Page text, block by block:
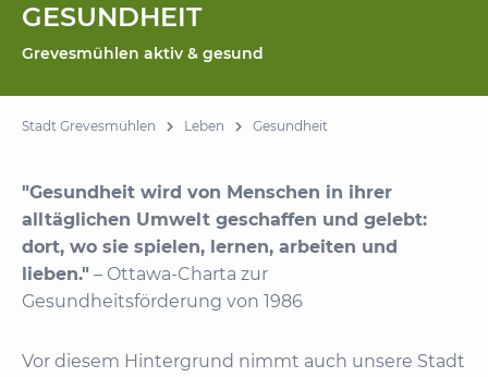
GESUNDHEIT
Grevesmühlen aktiv & gesund
Stadt Grevesmühlen Leben Gesundheit
"Gesundheit wird von Menschen in ihrer
alltäglichen Umwelt geschaffen und gelebt:
dort, wo sie spielen, lernen, arbeiten und
lieben." – Ottawa-Charta zur
Gesundheitsförderung von 1986
Vor diesem Hintergrund nimmt auch unsere Stadt